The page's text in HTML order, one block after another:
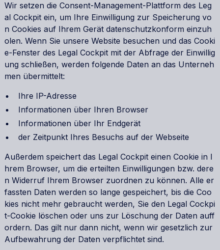
Wir setzen die Consent-Management-Plattform des Leg
al Cockpit ein, um Ihre Einwilligung zur Speicherung vo
n Cookies auf Ihrem Gerät datenschutzkonform einzuh
olen. Wenn Sie unsere Website besuchen und das Cooki
e-Fenster des Legal Cockpit mit der Abfrage der Einwillig
ung schließen, werden folgende Daten an das Unterneh
men übermittelt:
Ihre IP-Adresse
Informationen über Ihren Browser
Informationen über Ihr Endgerät
der Zeitpunkt Ihres Besuchs auf der Webseite
Außerdem speichert das Legal Cockpit einen Cookie in I
hrem Browser, um die erteilten Einwilligungen bzw. dere
n Widerruf Ihrem Browser zuordnen zu können. Alle er
fassten Daten werden so lange gespeichert, bis die Coo
kies nicht mehr gebraucht werden, Sie den Legal Cockpi
t-Cookie löschen oder uns zur Löschung der Daten auff
ordern. Das gilt nur dann nicht, wenn wir gesetzlich zur
Aufbewahrung der Daten verpflichtet sind.